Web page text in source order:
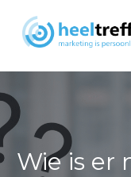
Wie is er